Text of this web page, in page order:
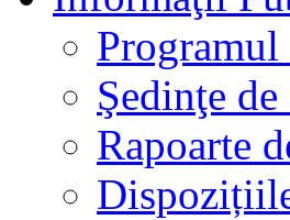
Şedinţe
Rapoarte